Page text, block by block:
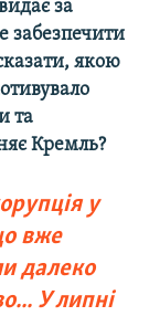
за
забезпечити
якою
та
Кремль?
у
вже
далеко
У липні